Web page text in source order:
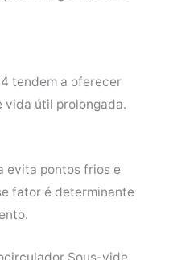
tendem a oferecer
vida útil prolongada.
evita pontos frios e
fator é determinante
Sous-vide